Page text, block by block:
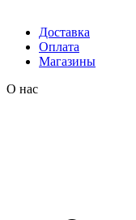
Доставка
Оплата
Магазины
О нас